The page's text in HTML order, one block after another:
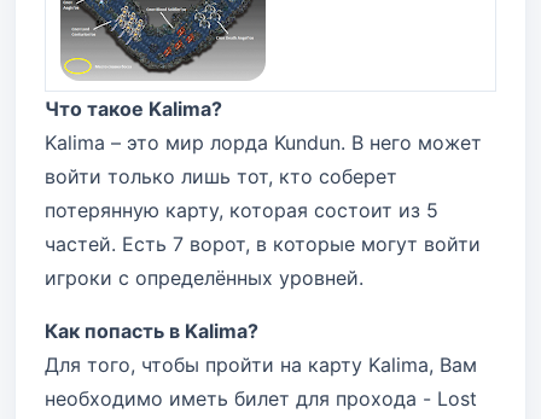
Что такое Kalima?
Kalima – это мир лорда Kundun. В него может
войти только лишь тот, кто соберет
потерянную карту, которая состоит из 5
частей. Есть 7 ворот, в которые могут войти
игроки с определённых уровней.
Как попасть в Kalima?
Для того, чтобы пройти на карту Kalima, Вам
необходимо иметь билет для прохода - Lost